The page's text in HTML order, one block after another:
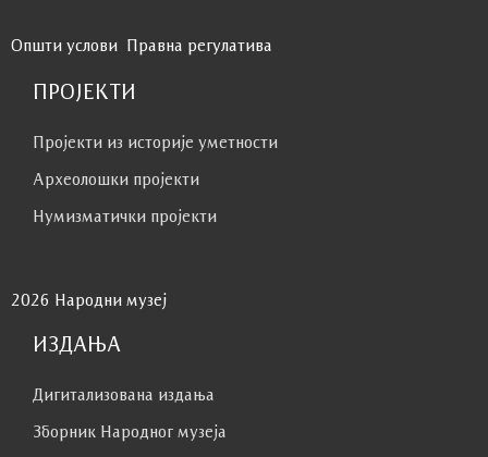
Општи услови Правна регулатива
ПРОЈЕКТИ
Пројекти из историје уметности
Археолошки пројекти
Нумизматички пројекти
2026 Народни музеј
ИЗДАЊА
Дигитализована издања
Зборник Народног музеја